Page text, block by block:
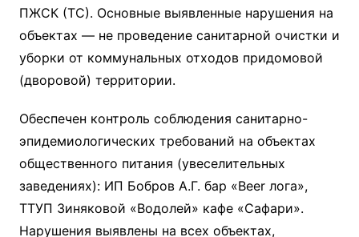
ПЖСК (ТС). Основные выявленные нарушения на
объектах — не проведение санитарной очистки и
уборки от коммунальных отходов придомовой
(дворовой) территории.
Обеспечен контроль соблюдения санитарно-
эпидемиологических требований на объектах
общественного питания (увеселительных
заведениях): ИП Бобров А.Г. бар «Beer лога»,
ТТУП Зиняковой «Водолей» кафе «Сафари».
Нарушения выявлены на всех объектах,